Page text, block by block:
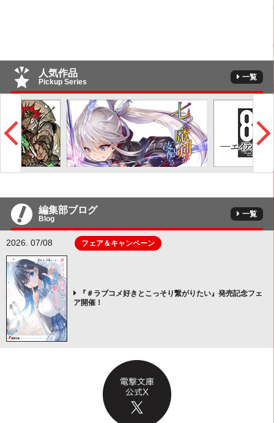
人気作品
Pickup Series
一覧
編集部ブログ
Blog
一覧
2026. 07/08 フェア＆キャンペーン
『＃ラブコメ好きとこっそり繋がりたい』発売記念フェ
ア開催！